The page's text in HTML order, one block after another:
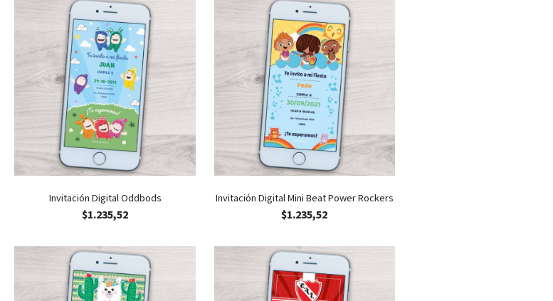
Invitación Digital Oddbods
$1.235,52
Invitación Digital Mini Beat Power Rockers
$1.235,52